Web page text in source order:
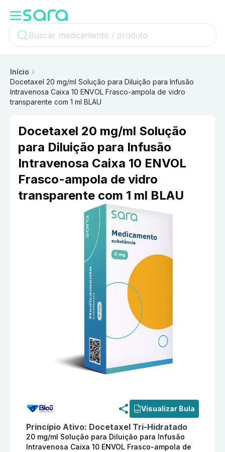
Início
Docetaxel 20 mg/ml Solução para Diluição para Infusão
Intravenosa Caixa 10 ENVOL Frasco-ampola de vidro
transparente com 1 ml BLAU
Docetaxel 20 mg/ml Solução
para Diluição para Infusão
Intravenosa Caixa 10 ENVOL
Frasco-ampola de vidro
transparente com 1 ml BLAU
Visualizar Bula
Princípio Ativo: Docetaxel Tri-Hidratado
20 mg/ml Solução para Diluição para Infusão
Intravenosa Caixa 10 ENVOL Frasco-ampola de